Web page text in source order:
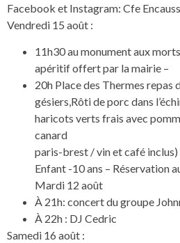
Facebook et Instagram: Cfe
Vendredi 15 août :
11h30 au monument aux
apéritif offert par la mairie –
20h Place des Thermes repas
gésiers,Rôti de porc dans
haricots verts frais avec
canard
paris-brest / vin et café
Enfant -10 ans – Réservation
Mardi 12 août
À 21h: concert du groupe
À 22h : DJ Cedric
Samedi 16 août :